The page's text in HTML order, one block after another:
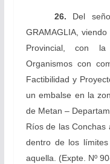
26. Del
GRAMAGLIA,
Provincial, con
Organismos con
Factibilidad y
un embalse en la
de Metan –
Ríos de las
dentro de los
aquella. (Expte. Nº